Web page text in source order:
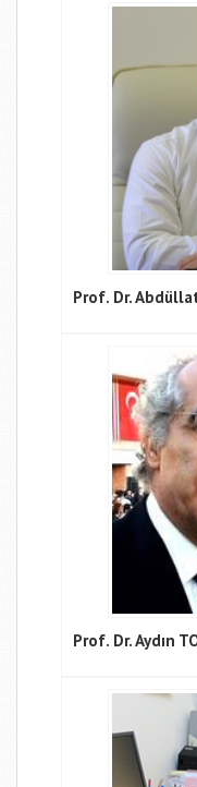
Prof. Dr.
Prof. Dr. Aydın